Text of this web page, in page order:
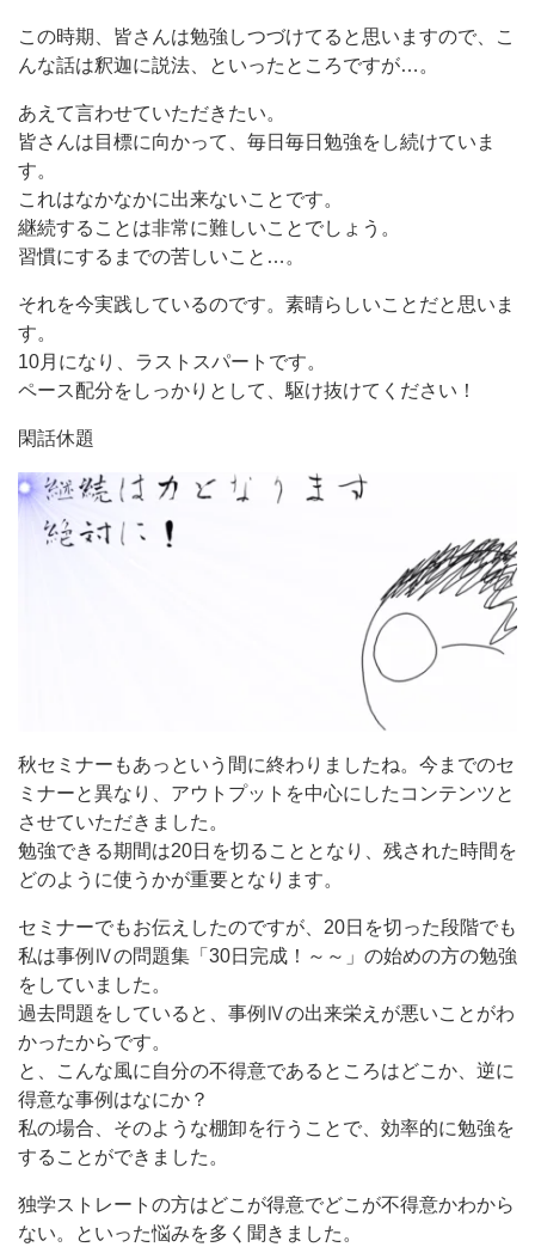
この時期、皆さんは勉強しつづけてると思いますので、こ
んな話は釈迦に説法、といったところですが…。
あえて言わせていただきたい。
皆さんは目標に向かって、毎日毎日勉強をし続けていま
す。
これはなかなかに出来ないことです。
継続することは非常に難しいことでしょう。
習慣にするまでの苦しいこと…。
それを今実践しているのです。素晴らしいことだと思いま
す。
10月になり、ラストスパートです。
ペース配分をしっかりとして、駆け抜けてください！
閑話休題
秋セミナーもあっという間に終わりましたね。今までのセ
ミナーと異なり、アウトプットを中心にしたコンテンツと
させていただきました。
勉強できる期間は20日を切ることとなり、残された時間を
どのように使うかが重要となります。
セミナーでもお伝えしたのですが、20日を切った段階でも
私は事例Ⅳの問題集「30日完成！～～」の始めの方の勉強
をしていました。
過去問題をしていると、事例Ⅳの出来栄えが悪いことがわ
かったからです。
と、こんな風に自分の不得意であるところはどこか、逆に
得意な事例はなにか？
私の場合、そのような棚卸を行うことで、効率的に勉強を
することができました。
独学ストレートの方はどこが得意でどこが不得意かわから
ない。といった悩みを多く聞きました。